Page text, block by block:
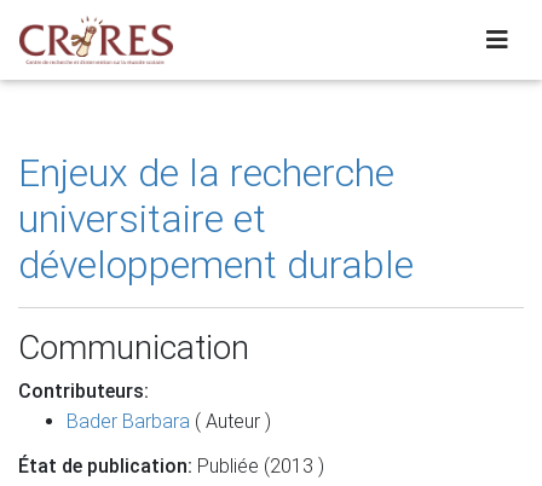
Enjeux de la recherche
universitaire et
développement durable
Communication
Contributeurs:
Bader Barbara ( Auteur )
État de publication: Publiée (2013 )